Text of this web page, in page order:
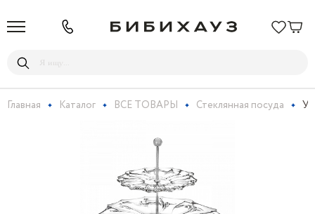
Главная Каталог ВСЕ ТОВАРЫ Стеклянная посуда